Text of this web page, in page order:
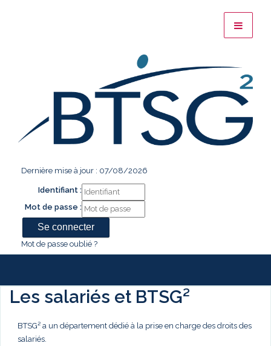
Dernière mise à jour : 07/08/2026
Identifiant :
Mot de passe :
Mot de passe oublié ?
Les salariés et BTSG²
BTSG² a un département dédié à la prise en charge des droits des
salariés.